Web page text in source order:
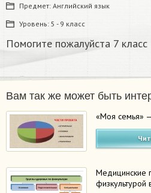
Предмет: Английский язык
Уровень: 5 - 9 класс
Помогите пожалуйста 7 класс
Вам так же может быть
«Моя семья»
Медицинские
физкультурой